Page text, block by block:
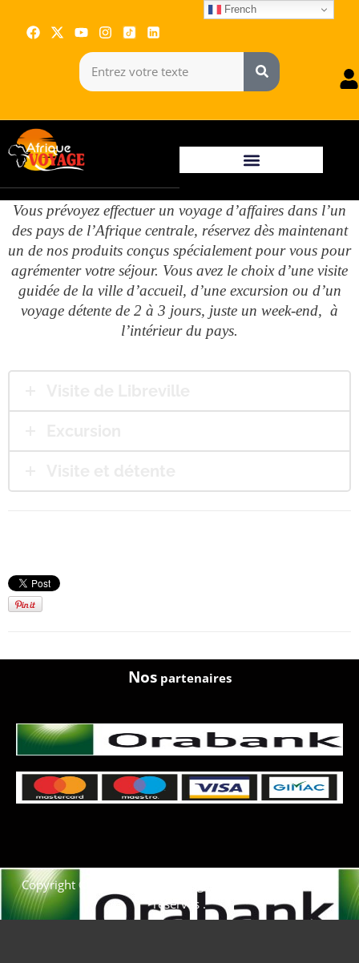
Vous prévoyez effectuer un voyage d’affaires dans l’un
des pays de l’Afrique centrale, réservez dès maintenant
un de nos produits conçus spécialement pour vous pour
agrémenter votre séjour. Vous avez le choix d’une visite
guidée de la ville d’accueil, d’une excursion ou d’un
voyage détente de 2 à 3 jours, juste un week-end, à
l’intérieur du pays.
Nospartenaires
Copyright © 2021. Afrique-voyage-découverte tous droits
réservés .
French